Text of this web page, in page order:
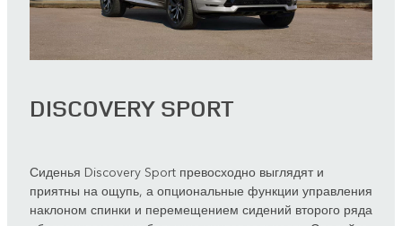
DISCOVERY SPORT
Сиденья Discovery Sport превосходно выглядят и
приятны на ощупь, а опциональные функции управления
наклоном спинки и перемещением сидений второго ряда